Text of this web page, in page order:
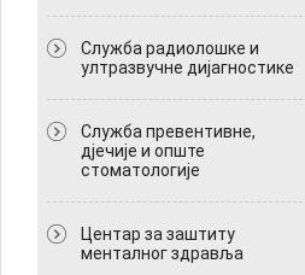
Служба радиолошке и
ултразвучне дијагностике
Служба превентивне,
дјечије и опште
стоматологије
Центар за заштиту
менталног здравља